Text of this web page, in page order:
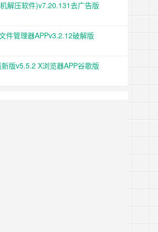
解压软件)v7.20.131去广告版
件管理器APPv3.2.12破解版
版v5.5.2 X浏览器APP谷歌版